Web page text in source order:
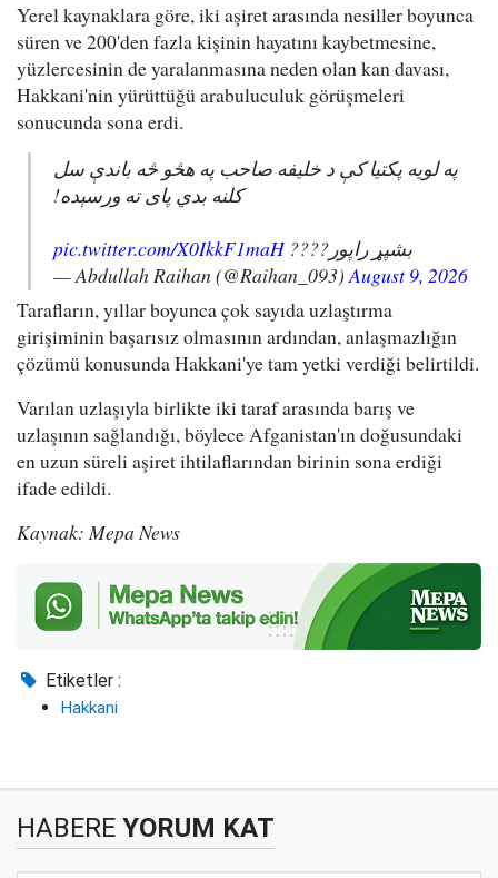
Yerel kaynaklara göre, iki aşiret arasında nesiller boyunca
süren ve 200'den fazla kişinin hayatını kaybetmesine,
yüzlercesinin de yaralanmasına neden olan kan davası,
Hakkani'nin yürüttüğü arabuluculuk görüşmeleri
sonucunda sona erdi.
په لویه پکتیا کې د خلیفه صاحب په هڅو څه باندې سل
کلنه بدي پای ته ورسېده!
بشپړ راپور????pic.twitter.com/X0IkkF1maH
— Abdullah Raihan (@Raihan_093)August 9, 2026
Tarafların, yıllar boyunca çok sayıda uzlaştırma
girişiminin başarısız olmasının ardından, anlaşmazlığın
çözümü konusunda Hakkani'ye tam yetki verdiği belirtildi.
Varılan uzlaşıyla birlikte iki taraf arasında barış ve
uzlaşının sağlandığı, böylece Afganistan'ın doğusundaki
en uzun süreli aşiret ihtilaflarından birinin sona erdiği
ifade edildi.
Kaynak: Mepa News
Etiketler :
Hakkani
HABERE YORUM KAT